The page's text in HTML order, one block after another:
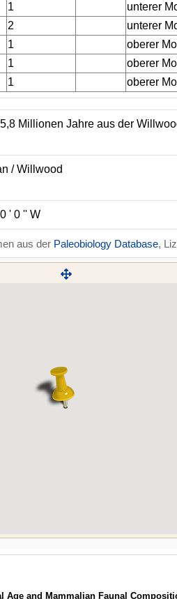
1 unterer
2 unterer
1 oberer
1 oberer
1 oberer
Millionen Jahre aus der
/ Willwood
' 0 '' W
aus der Paleobiology Database,
Age and Mammalian Faunal